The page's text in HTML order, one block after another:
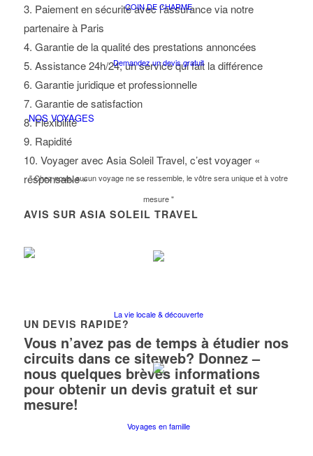
COIN DE CHARME
Demandez un devis gratuit
NOS VOYAGES
" Chez nous, aucun voyage ne se ressemble, le vôtre sera unique et à votre
mesure "
La vie locale & découverte
Voyages en famille
3. Paiement en sécurité avec l’assurance via notre
partenaire à Paris
4. Garantie de la qualité des prestations annoncées
5. Assistance 24h/24, un service qui fait la différence
6. Garantie juridique et professionnelle
7. Garantie de satisfaction
8. Flexibilité
9. Rapidité
10. Voyager avec Asia Soleil Travel, c’est voyager «
responsable »
AVIS SUR ASIA SOLEIL TRAVEL
UN DEVIS RAPIDE?
Vous n’avez pas de temps à étudier nos
circuits dans ce siteweb? Donnez –
nous quelques brèves informations
pour obtenir un devis gratuit et sur
mesure!